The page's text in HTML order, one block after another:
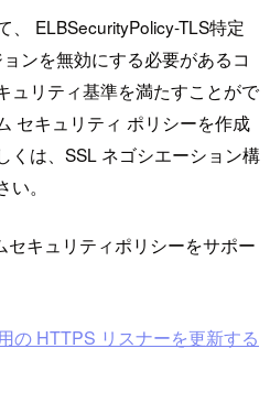
、 ELBSecurityPolicy-TLS特定
ンを無効にする必要があるコ
ュリティ基準を満たすことがで
セキュリティ ポリシーを作成
くは、SSL ネゴシエーション構
。
キュリティポリシーをサポー
の HTTPS リスナーを更新する